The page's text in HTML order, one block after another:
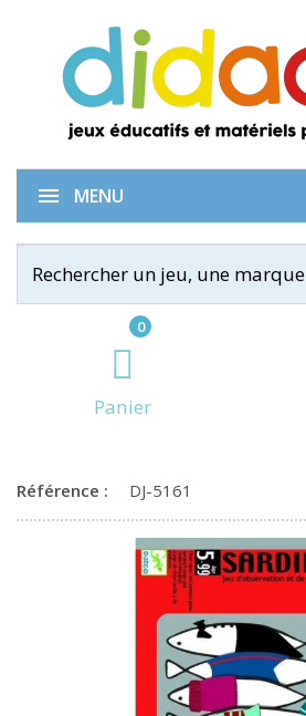
0
Panier
MENU
Sardines
Référence : DJ-5161